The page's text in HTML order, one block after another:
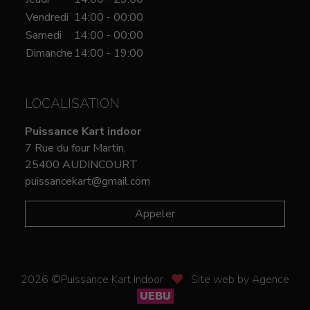
Vendredi 14:00 - 00:00
Samedi
14:00 - 00:00
Dimanche 14:00 - 19:00
LOCALISATION
Puissance Kart indoor
7 Rue du four Martin,
25400 AUDINCOURT
puissancekart@gmail.com
Appeler
2026 ©Puissance Kart Indoor
Site web by Agence
UEBU